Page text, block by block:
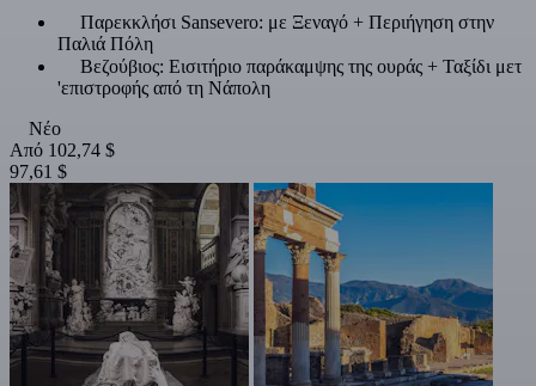
Παρεκκλήσι Sansevero: με Ξεναγό + Περιήγηση στην
Παλιά Πόλη
Βεζούβιος: Εισιτήριο παράκαμψης της ουράς + Ταξίδι μετ
'επιστροφής από τη Νάπολη
Νέο
Από 102,74 $
97,61 $